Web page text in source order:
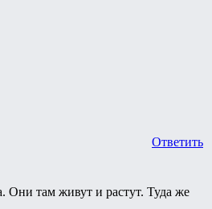
Ответить
Они там живут и растут. Туда же